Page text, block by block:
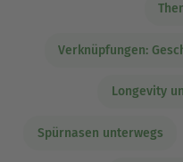
Verknüpfungen:
Longevity
Spürnasen unterwegs